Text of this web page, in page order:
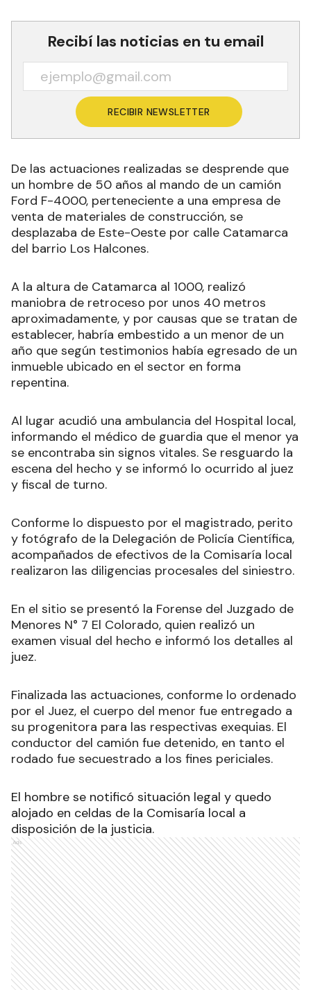
Recibí las noticias en tu email
RECIBIR NEWSLETTER
De las actuaciones realizadas se desprende que
un hombre de 50 años al mando de un camión
Ford F-4000, perteneciente a una empresa de
venta de materiales de construcción, se
desplazaba de Este-Oeste por calle Catamarca
del barrio Los Halcones.
A la altura de Catamarca al 1000, realizó
maniobra de retroceso por unos 40 metros
aproximadamente, y por causas que se tratan de
establecer, habría embestido a un menor de un
año que según testimonios había egresado de un
inmueble ubicado en el sector en forma
repentina.
Al lugar acudió una ambulancia del Hospital local,
informando el médico de guardia que el menor ya
se encontraba sin signos vitales. Se resguardo la
escena del hecho y se informó lo ocurrido al juez
y fiscal de turno.
Conforme lo dispuesto por el magistrado, perito
y fotógrafo de la Delegación de Policía Científica,
acompañados de efectivos de la Comisaría local
realizaron las diligencias procesales del siniestro.
En el sitio se presentó la Forense del Juzgado de
Menores N° 7 El Colorado, quien realizó un
examen visual del hecho e informó los detalles al
juez.
Finalizada las actuaciones, conforme lo ordenado
por el Juez, el cuerpo del menor fue entregado a
su progenitora para las respectivas exequias. El
conductor del camión fue detenido, en tanto el
rodado fue secuestrado a los fines periciales.
El hombre se notificó situación legal y quedo
alojado en celdas de la Comisaría local a
disposición de la justicia.
Ads